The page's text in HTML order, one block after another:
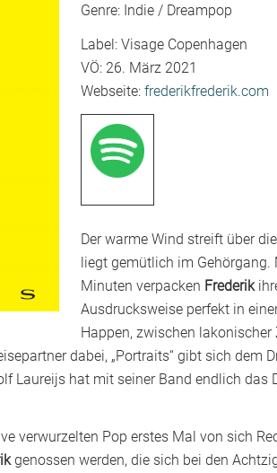
Genre: Indie / Dreampop
Label: Visage Copenhagen
VÖ: 26. März 2021
Webseite: frederikfrederik.com
Der warme Wind streift über
liegt gemütlich im Gehörgang.
Minuten verpacken Frederik
Ausdrucksweise perfekt in
Happen, zwischen
dabei, „Portraits“ gibt sich dem
Laureijs hat mit seiner Band endlich das
verwurzelten Pop erstes Mal von sich
genossen werden, die sich bei den